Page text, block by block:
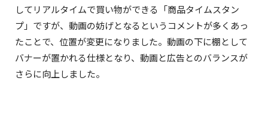
NEWS: The long-awaited post filter on users'
profile is starting to roll out.
https://t.co/yVT6UVKcu6
してリアルタイムで買い物ができる「商品タイムスタン
プ」ですが、動画の妨げとなるというコメントが多くあっ
たことで、位置が変更になりました。動画の下に棚として
バナーが置かれる仕様となり、動画と広告とのバランスが
さらに向上しました。